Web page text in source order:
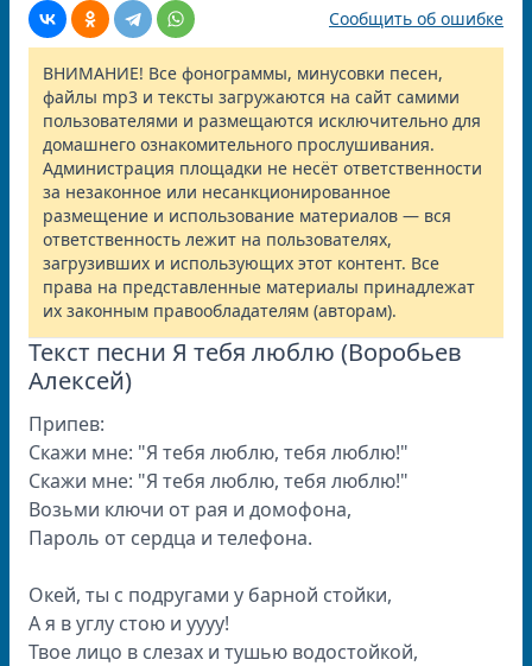
Сообщить об ошибке
ВНИМАНИЕ! Все фонограммы, минусовки песен,
файлы mp3 и тексты загружаются на сайт самими
пользователями и размещаются исключительно для
домашнего ознакомительного прослушивания.
Администрация площадки не несёт ответственности
за незаконное или несанкционированное
размещение и использование материалов — вся
ответственность лежит на пользователях,
загрузивших и использующих этот контент. Все
права на представленные материалы принадлежат
их законным правообладателям (авторам).
Текст песни Я тебя люблю (Воробьев
Алексей)
Припев:
Скажи мне: "Я тебя люблю, тебя люблю!"
Скажи мне: "Я тебя люблю, тебя люблю!"
Возьми ключи от рая и домофона,
Пароль от сердца и телефона.
Окей, ты с подругами у барной стойки,
А я в углу стою и уууу!
Твое лицо в слезах и тушью водостойкой,